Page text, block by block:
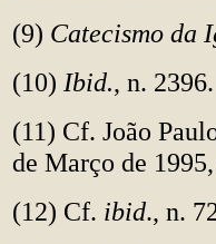
(9) Catecismo da
(10) Ibid., n. 2396.
(11) Cf. João
de Março de
(12) Cf. ibid., n.